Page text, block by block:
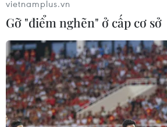
Đức chuẩn bị rút binh sỹ
không quân ở Thổ Nhĩ Kỳ
05/06/2017 11:28
Ngoại trưởng Đức Sigmar Gabriel
vietnamplus.vn
Gỡ "điểm nghẽn" ở cấp cơ sở